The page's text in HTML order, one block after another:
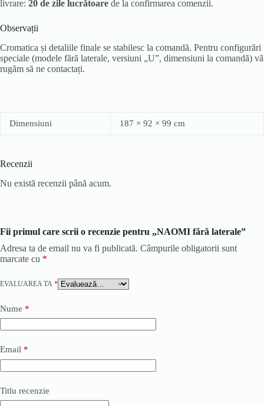
livrare: 20 de zile lucrătoare de la confirmarea comenzii.
Observații
Cromatica și detaliile finale se stabilesc la comandă. Pentru configurări
speciale (modele fără laterale, versiuni „U”, dimensiuni la comandă) vă
rugăm să ne contactați.
Dimensiuni 187 × 92 × 99 cm
Recenzii
Nu există recenzii până acum.
Fii primul care scrii o recenzie pentru „NAOMI fără laterale”
Adresa ta de email nu va fi publicată. Câmpurile obligatorii sunt
marcate cu *
EVALUAREA TA *
Nume *
Email *
Titlu recenzie